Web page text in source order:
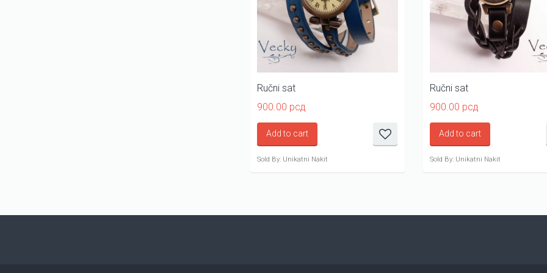
Ručni sat
900.00 рсд
Add to cart
Sold By: Unikatni Nakit
Ručni sat
900.00 рсд
Add to cart
Sold By: Unikatni Nakit